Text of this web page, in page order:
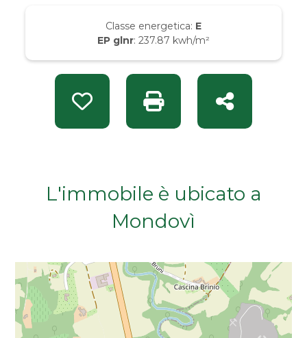
Classe energetica: E
EP glnr: 237.87 kwh/m²
Preferiti: Rif. 1135Stampa: Rif. 1135Condividi
L'immobile è ubicato a
Mondovì
Da € 100.000 a € 200.000
Da € 200.000 a € 400.000
Da € 600.000 a € 800.000
Da € 1.000.000 a € 2.000.000
Da € 2.000.000 a € 5.000.000